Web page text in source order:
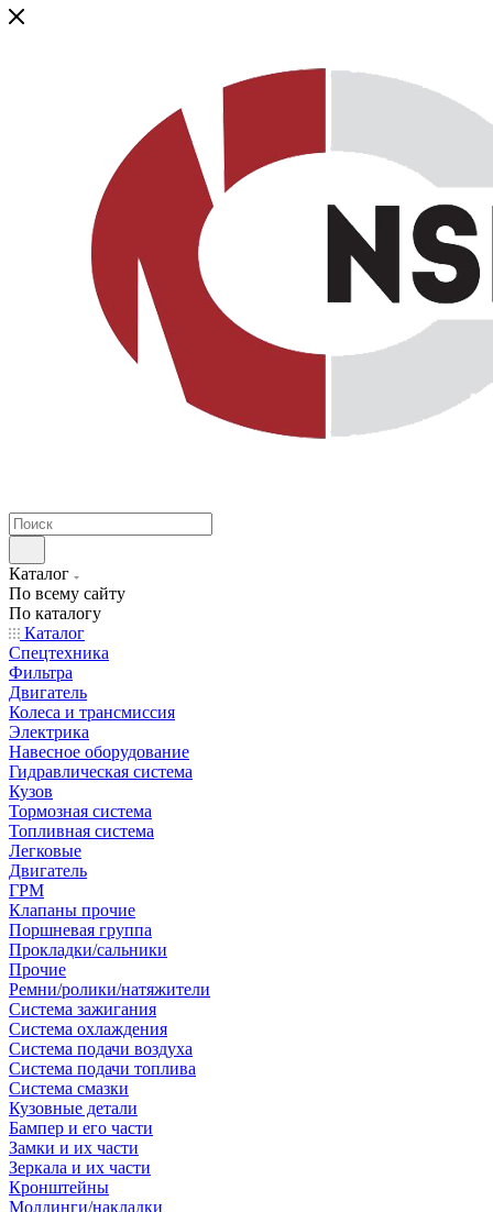
Каталог
По всему сайту
По каталогу
Каталог
Спецтехника
Фильтра
Двигатель
Колеса и трансмиссия
Электрика
Навесное оборудование
Гидравлическая система
Кузов
Тормозная система
Топливная система
Легковые
Двигатель
ГРМ
Клапаны прочие
Поршневая группа
Прокладки/сальники
Прочие
Ремни/ролики/натяжители
Система зажигания
Система охлаждения
Система подачи воздуха
Система подачи топлива
Система смазки
Кузовные детали
Бампер и его части
Замки и их части
Зеркала и их части
Кронштейны
Молдинги/накладки